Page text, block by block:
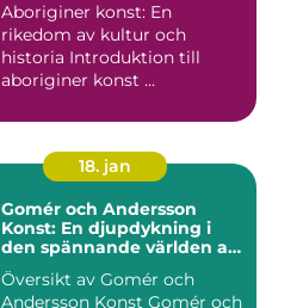
Aboriginer konst: En
rikedom av kultur och
historia Introduktion till
aboriginer konst ...
18. jan
Gomér och Andersson
Konst: En djupdykning i
den spännande världen av
konst
Översikt av Gomér och
Andersson Konst Gomér och